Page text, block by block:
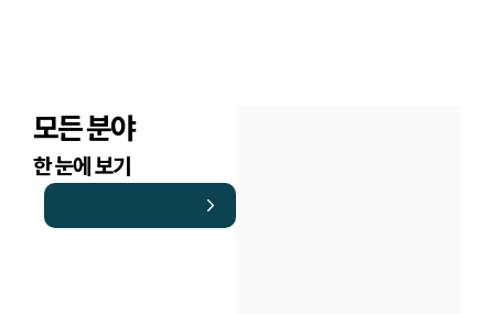
모든 분야
한 눈에 보기